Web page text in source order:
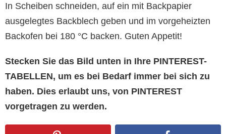
In Scheiben schneiden, auf ein mit Backpapier
ausgelegtes Backblech geben und im vorgeheizten
Backofen bei 180 °C backen. Guten Appetit!
Stecken Sie das Bild unten in Ihre PINTEREST-
TABELLEN, um es bei Bedarf immer bei sich zu
haben. Dies erlaubt uns, von PINTEREST
vorgetragen zu werden.